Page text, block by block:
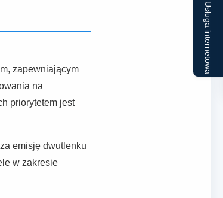
Usługa internetowa
zapewniającym
na
priorytetem jest
emisję dwutlenku
w zakresie